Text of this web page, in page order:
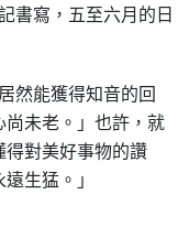
書寫，五至六月的日
然能獲得知音的回
未老。」也許，就
對美好事物的讚
生猛。」